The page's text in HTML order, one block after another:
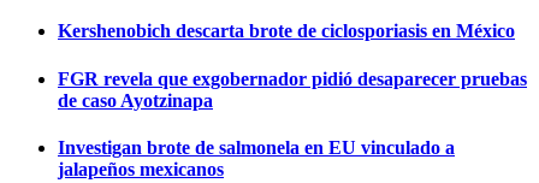
Kershenobich descarta brote de ciclosporiasis en México
FGR revela que exgobernador pidió desaparecer pruebas
de caso Ayotzinapa
Investigan brote de salmonela en EU vinculado a
jalapeños mexicanos